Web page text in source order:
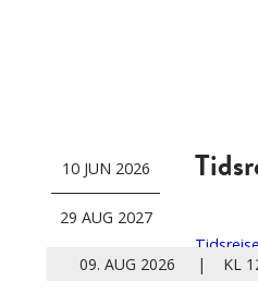
10 JUN 2026
29 AUG 2027
09. AUG 2026 | KL